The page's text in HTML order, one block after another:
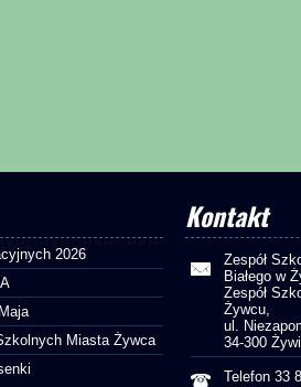
2026
Miasta Żywca
Kontakt
Zespół
Białego w
Zespół
Żywcu,
ul.
34-300
Telefon 33